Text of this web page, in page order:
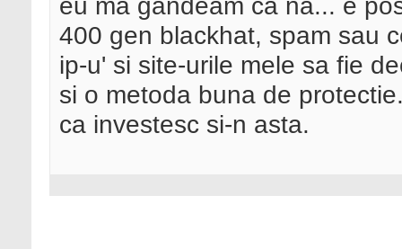
400 gen blackhat, spam sau
ip-u' si site-urile mele sa fie
si o metoda buna de
ca investesc si-n asta.